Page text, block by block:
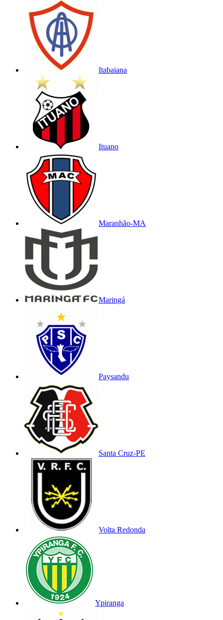
Itabaiana
Ituano
Maranhão-MA
Maringá
Paysandu
Santa Cruz-PE
Volta Redonda
Ypiranga